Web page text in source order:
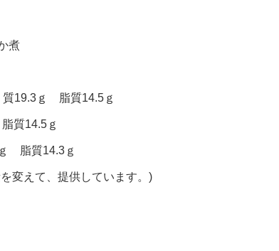
煮
質19.3ｇ 脂質14.5ｇ
質14.5ｇ
脂質14.3ｇ
変えて、提供しています。)